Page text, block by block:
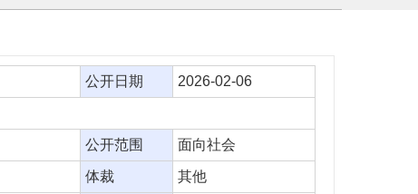
公开日期 2026-02-06
公开范围 面向社会
体裁 其他